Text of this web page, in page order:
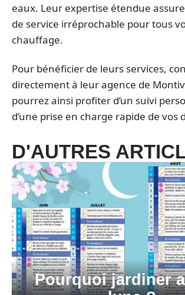
eaux. Leur expertise étendue
de service irréprochable pour tous
chauffage.
Pour bénéficier de leurs services,
directement à leur agence de
pourrez ainsi profiter d’un suivi
d’une prise en charge rapide de vos
D'AUTRES
Pourquoi jardiner